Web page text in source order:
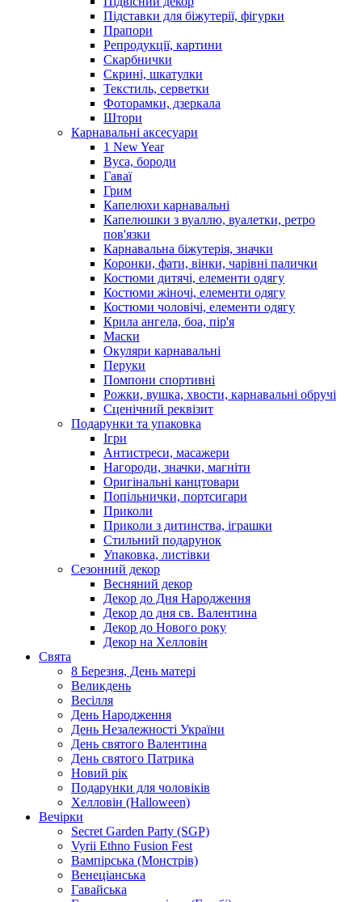
Підставки для біжутерії, фігурки
Прапори
Репродукції, картини
Скарбнички
Скрині, шкатулки
Текстиль, серветки
Фоторамки, дзеркала
Штори
Карнавальні аксесуари
1 New Year
Вуса, бороди
Гаваї
Грим
Капелюхи карнавальні
Капелюшки з вуаллю, вуалетки, ретро
пов'язки
Карнавальна біжутерія, значки
Коронки, фати, вінки, чарівні палички
Костюми дитячі, елементи одягу
Костюми жіночі, елементи одягу
Костюми чоловічі, елементи одягу
Крила ангела, боа, пір'я
Маски
Окуляри карнавальні
Перуки
Помпони спортивні
Рожки, вушка, хвости, карнавальні обручі
Сценічний реквізит
Подарунки та упаковка
Ігри
Антистреси, масажери
Нагороди, значки, магніти
Оригінальні канцтовари
Попільнички, портсигари
Приколи
Приколи з дитинства, іграшки
Стильний подарунок
Упаковка, листівки
Сезонний декор
Весняний декор
Декор до Дня Народження
Декор до дня св. Валентина
Декор до Нового року
Декор на Хелловін
Свята
8 Березня, День матері
Великдень
Весілля
День Народження
День Незалежності України
День святого Валентина
День святого Патрика
Новий рік
Подарунки для чоловіків
Хелловін (Halloween)
Вечірки
Secret Garden Party (SGP)
Vyrii Ethno Fusion Fest
Вампірська (Монстрів)
Венеціанська
Гавайська